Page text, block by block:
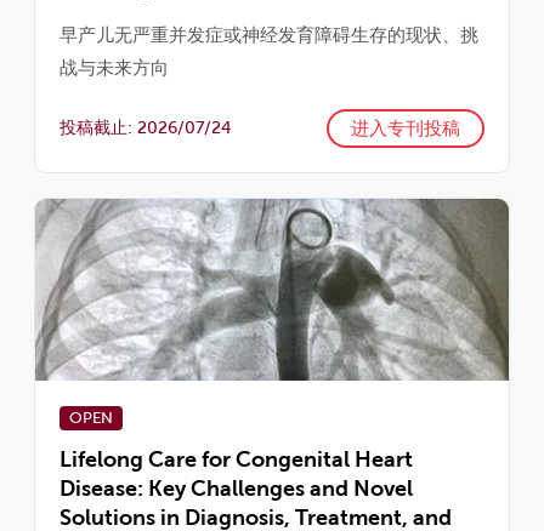
早产儿无严重并发症或神经发育障碍生存的现状、挑
战与未来方向
投稿截止: 2026/07/24 进入专刊投稿
OPEN
Lifelong Care for Congenital Heart
Disease: Key Challenges and Novel
Solutions in Diagnosis, Treatment, and